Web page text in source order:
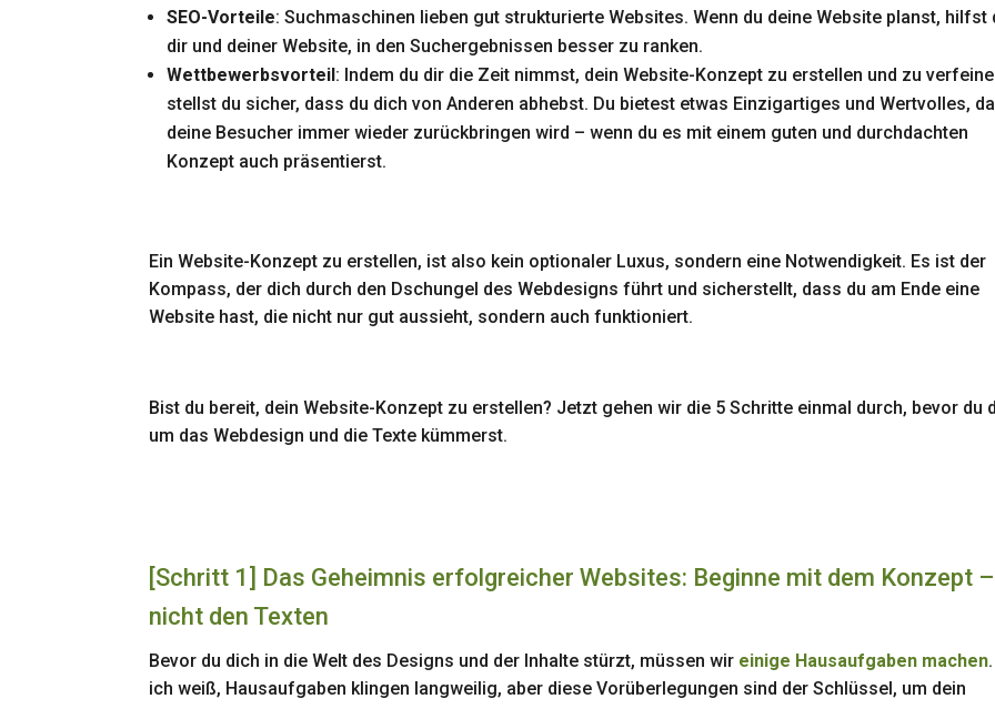
SEO-Vorteile: Suchmaschinen lieben gut strukturierte Websites. Wenn du deine Website planst, hilfst
dir und deiner Website, in den Suchergebnissen besser zu ranken.
Wettbewerbsvorteil : Indem du dir die Zeit nimmst, dein Website-Konzept zu erstellen und zu
stellst du sicher, dass du dich von Anderen abhebst. Du bietest etwas Einzigartiges und Wertvolles,
deine Besucher immer wieder zurückbringen wird – wenn du es mit einem guten und durchdachten
Konzept auch präsentierst.
Ein Website-Konzept zu erstellen, ist also kein optionaler Luxus, sondern eine Notwendigkeit. Es ist der
Kompass, der dich durch den Dschungel des Webdesigns führt und sicherstellt, dass du am Ende eine
Website hast, die nicht nur gut aussieht, sondern auch funktioniert.
Bist du bereit, dein Website-Konzept zu erstellen? Jetzt gehen wir die 5 Schritte einmal durch, bevor du
um das Webdesign und die Texte kümmerst.
[Schritt 1] Das Geheimnis erfolgreicher Websites: Beginne mit dem Konzept –
nicht den Texten
Bevor du dich in die Welt des Designs und der Inhalte stürzt, müssen wir einige Hausaufgaben machen
ich weiß, Hausaufgaben klingen langweilig, aber diese Vorüberlegungen sind der Schlüssel, um dein